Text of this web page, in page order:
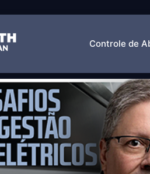
Controle de
gestão de
em